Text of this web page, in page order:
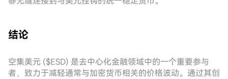
结论
空集美元 ($ESD) 是去中心化金融领域中的一个重要参与
者，致力于减轻通常与加密货币相关的价格波动。通过其创